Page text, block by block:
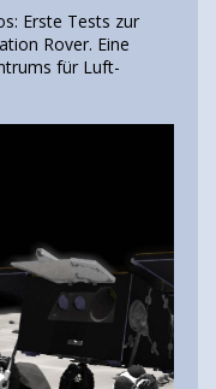
Erste Tests zur
Rover. Eine
für Luft-